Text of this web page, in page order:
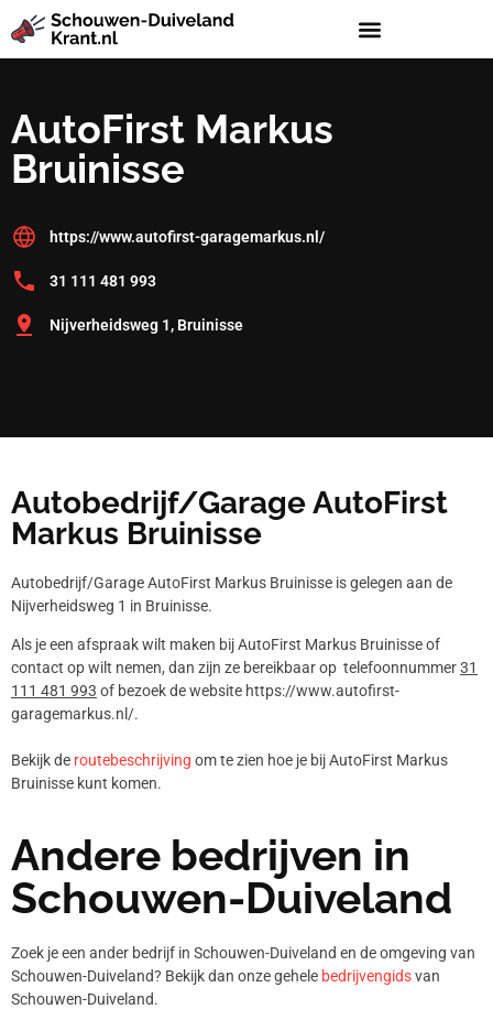
AutoFirst Markus
Bruinisse
https://www.autofirst-garagemarkus.nl/
31 111 481 993
Nijverheidsweg 1, Bruinisse
Autobedrijf/Garage AutoFirst
Markus Bruinisse
Autobedrijf/Garage AutoFirst Markus Bruinisse is gelegen aan de
Nijverheidsweg 1 in Bruinisse.
Als je een afspraak wilt maken bij AutoFirst Markus Bruinisse of
contact op wilt nemen, dan zijn ze bereikbaar op telefoonnummer31
111 481 993 of bezoek de website https://www.autofirst-
garagemarkus.nl/.
Bekijk de routebeschrijving om te zien hoe je bij AutoFirst Markus
Bruinisse kunt komen.
Andere bedrijven in
Schouwen-Duiveland
Zoek je een ander bedrijf in Schouwen-Duiveland en de omgeving van
Schouwen-Duiveland? Bekijk dan onze gehele bedrijvengidsvan
Schouwen-Duiveland.